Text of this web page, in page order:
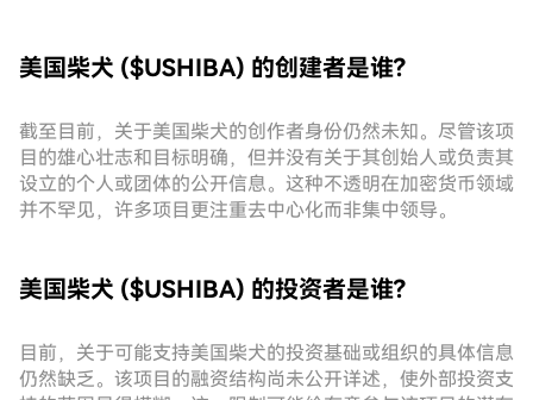
美国柴犬 ($USHIBA) 的创建者是谁?
截至目前，关于美国柴犬的创作者身份仍然未知。尽管该项
目的雄心壮志和目标明确，但并没有关于其创始人或负责其
设立的个人或团体的公开信息。这种不透明在加密货币领域
并不罕见，许多项目更注重去中心化而非集中领导。
美国柴犬 ($USHIBA) 的投资者是谁?
目前，关于可能支持美国柴犬的投资基础或组织的具体信息
仍然缺乏。该项目的融资结构尚未公开详述，使外部投资支